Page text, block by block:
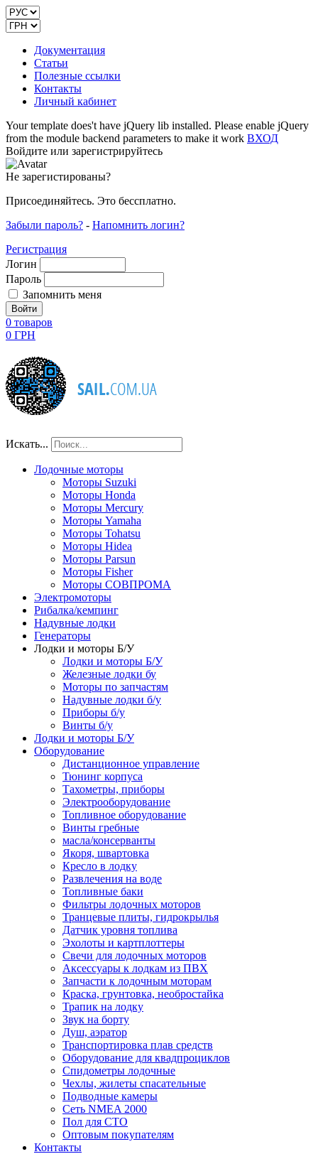
Документация
Статьи
Полезные ссылки
Контакты
Личный кабинет
Your template does't have jQuery lib installed. Please enable jQuery
from the module backend parameters to make it work ВХОД
Войдите или зарегистрируйтесь
Не зарегистированы?
Присоединяйтесь. Это бессплатно.
Забыли пароль? - Напомнить логин?
Регистрация
Логин
Пароль
Запомнить меня
0 товаров
0 ГРН
Искать...
Лодочные моторы
Моторы Suzuki
Моторы Honda
Моторы Mercury
Моторы Yamaha
Моторы Tohatsu
Моторы Hidea
Моторы Parsun
Моторы Fisher
Моторы СОВПРОМА
Электромоторы
Рибалка/кемпинг
Надувные лодки
Генераторы
Лодки и моторы Б/У
Лодки и моторы Б/У
Железные лодки бу
Моторы по запчастям
Надувные лодки б/у
Приборы б/у
Винты б/у
Лодки и моторы Б/У
Оборудование
Дистанционное управление
Тюнинг корпуса
Тахометры, приборы
Электрооборудование
Топливное оборудование
Винты гребные
масла/консерванты
Якоря, швартовка
Кресло в лодку
Развлечения на воде
Топливные баки
Фильтры лодочных моторов
Транцевые плиты, гидрокрылья
Датчик уровня топлива
Эхолоты и картплоттеры
Cвечи для лодочных моторов
Аксессуары к лодкам из ПВХ
Запчасти к лодочным моторам
Краска, грунтовка, необростайка
Трапик на лодку
Звук на борту
Душ, аэратор
Транспортировка плав средств
Оборудование для квадпроциклов
Спидометры лодочные
Чехлы, жилеты спасательные
Подводные камеры
Сеть NMEA 2000
Пол для СТО
Оптовым покупателям
Контакты